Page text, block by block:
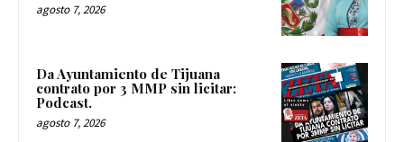
agosto 7, 2026
Da Ayuntamiento de Tijuana
contrato por 3 MMP sin licitar:
Podcast.
agosto 7, 2026